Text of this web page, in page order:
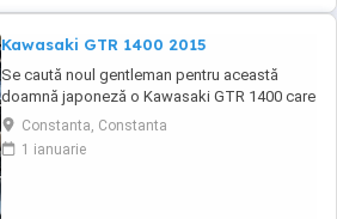
Kawasaki GTR 1400 2015
Se caută noul gentleman pentru această
doamnă japoneză o Kawasaki GTR 1400 care
încă întoarce priviri și iubește kilometrii. A fost
răsfățată, întreținută la timp și tratată cu
respect. O dau doar cuiva care va avea grijă
Constanta, Constanta
1 ianuarie